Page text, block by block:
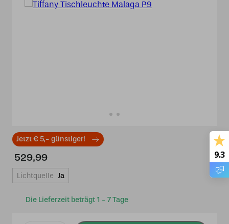
Jetzt € 5,- günstiger!
Die Lieferzeit beträgt 1 - 7 Tage
529,99
Lichtquelle Ja
9.3